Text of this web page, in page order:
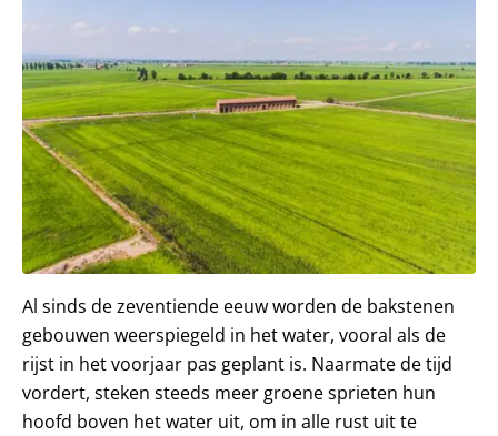
Al sinds de zeventiende eeuw worden de bakstenen
gebouwen weerspiegeld in het water, vooral als de
rijst in het voorjaar pas geplant is. Naarmate de tijd
vordert, steken steeds meer groene sprieten hun
hoofd boven het water uit, om in alle rust uit te